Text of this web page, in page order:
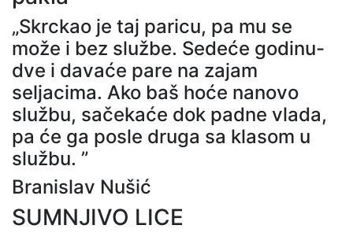
„Skrckao je taj paricu, pa mu se
može i bez službe. Sedeće godinu-
dve i davaće pare na zajam
seljacima. Ako baš hoće nanovo
službu, sačekaće dok padne vlada,
pa će ga posle druga sa klasom u
službu. ”
Branislav Nušić
SUMNJIVO LICE